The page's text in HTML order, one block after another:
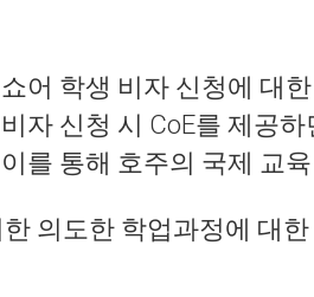
어 학생 비자 신청에 대
자 신청 시 CoE를 제공
를 통해 호주의 국제 교
의도한 학업과정에 대